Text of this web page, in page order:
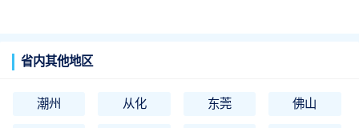
省内其他地区
潮州 从化 东莞 佛山